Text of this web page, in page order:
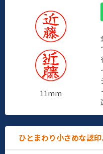
11mm
ひとまわり小さめな認